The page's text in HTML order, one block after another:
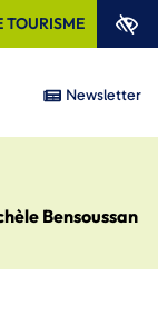
TOURISME
Newsletter
Bensoussan